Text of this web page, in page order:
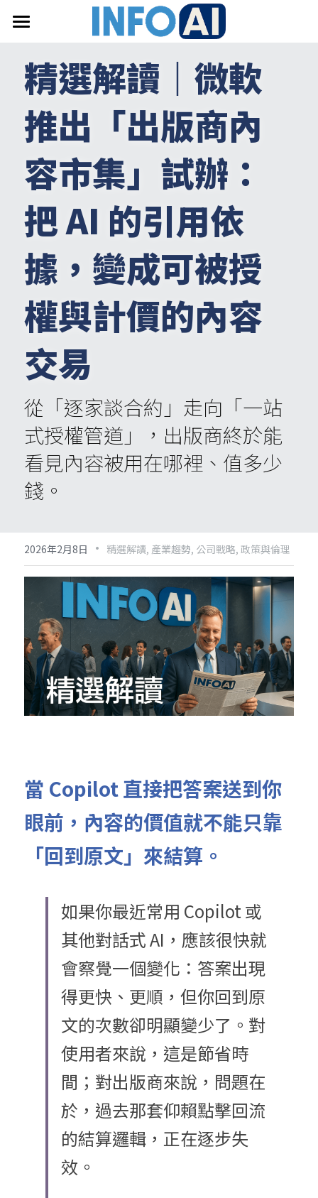
關於InfoAI
訂閱電子報
最新文章
搜索
email聯絡
精選解讀｜ 微軟
推出「出版商內
容市集」試辦：
把 AI 的引用依
據，變成可被授
權與計價的內容
交易
從「逐家談合約」走向「一站
式授權管道」，出版商終於能
看見內容被用在哪裡、值多少
錢。
2026年2月8日 · 精選解讀, 產業趨勢, 公司戰略, 政策與倫理
當 Copilot 直接把答案送到你
眼前，內容的價值就不能只靠
「回到原文」來結算。
如果你最近常用 Copilot 或
其他對話式 AI，應該很快就
會察覺一個變化：答案出現
得更快、更順，但你回到原
文的次數卻明顯變少了。對
使用者來說，這是節省時
間；對出版商來說，問題在
於，過去那套仰賴點擊回流
的結算邏輯，正在逐步失
效。